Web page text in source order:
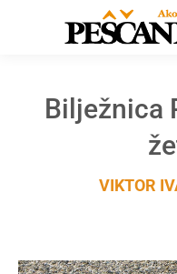
Bilježnica
VIKTOR